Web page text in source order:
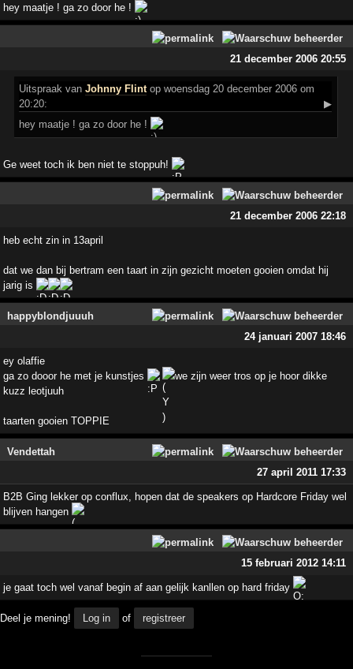
hey maatje ! ga zo door he !
21 december 2006 20:55
Uitspraak vanJohnny Flintop woensdag 20 december 2006 om
20:20:
▶
hey maatje ! ga zo door he !
Ge weet toch ik ben niet te stoppuh!
21 december 2006 22:18
heb echt zin in 13april
dat we dan bij bertram een taart in zijn gezicht moeten gooien omdat hij
jarig is
happyblondjuuuh
24 januari 2007 18:46
ey olaffie
ga zo dooor he met je kunstjes
we zijn weer tros op je hoor dikke
kuzz leotjuuh
taarten gooien TOPPIE
Vendettah
27 april 2011 17:33
B2B Ging lekker op conflux, hopen dat de speakers op Hardcore Friday wel
blijven hangen
15 februari 2012 14:11
je gaat toch wel vanaf begin af aan gelijk kanllen op hard friday
Deel je mening! Log in of registreer